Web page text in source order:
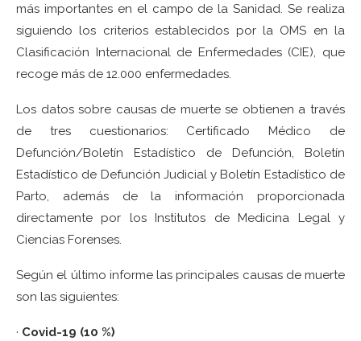
más importantes en el campo de la Sanidad. Se realiza
siguiendo los criterios establecidos por la OMS en la
Clasificación Internacional de Enfermedades (CIE), que
recoge más de 12.000 enfermedades.
Los datos sobre causas de muerte se obtienen a través
de tres cuestionarios: Certificado Médico de
Defunción/Boletín Estadístico de Defunción, Boletín
Estadístico de Defunción Judicial y Boletín Estadístico de
Parto, además de la información proporcionada
directamente por los Institutos de Medicina Legal y
Ciencias Forenses.
Según el último informe las principales causas de muerte
son las siguientes:
· Covid-19 (10 %)